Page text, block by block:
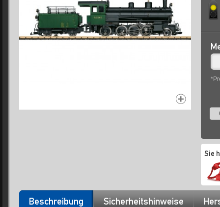
Sie
Beschreibung Sicherheitshinweise